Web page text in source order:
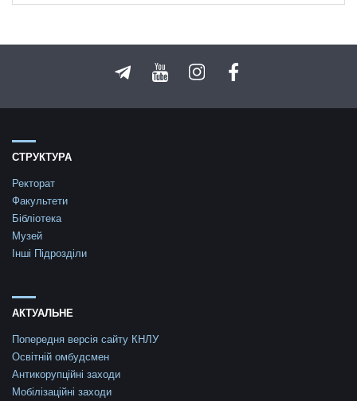
СТРУКТУРА
Ректорат
Факультети
Бібліотека
Музей
Інші Підрозділи
АКТУАЛЬНЕ
Попередня версія сайту КНЛУ
Освітній омбудсмен
Антикорупційні заходи
Мобілізаційні заходи